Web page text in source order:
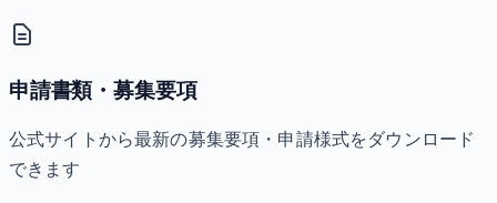
申請書類・募集要項
公式サイトから最新の募集要項・申請様式をダウンロード
できます